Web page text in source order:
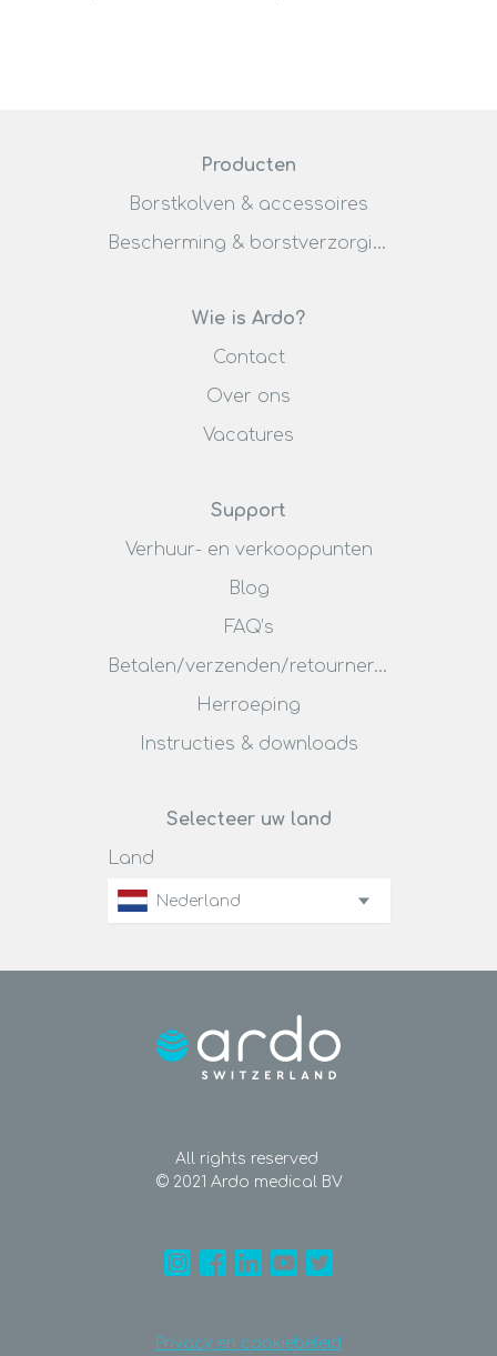
Producten
Borstkolven & accessoires
Bescherming & borstverzorging
Wie is Ardo?
Contact
Over ons
Vacatures
Support
Verhuur- en verkooppunten
Blog
FAQ’s
Betalen/verzenden/retourneren
Herroeping
Instructies & downloads
Selecteer uw land
Land
Nederland
All rights reserved
© 2021 Ardo medical BV
Privacy en cookiebeleid